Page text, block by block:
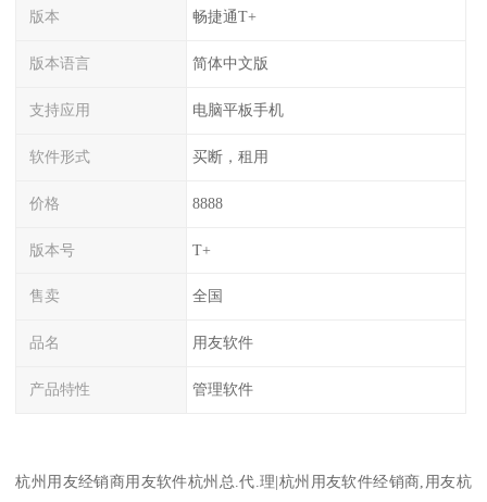
版本 畅捷通T+
版本语言 简体中文版
支持应用 电脑平板手机
软件形式 买断，租用
价格 8888
版本号 T+
售卖 全国
品名 用友软件
产品特性 管理软件
杭州用友经销商用友软件杭州总.代.理|杭州用友软件经销商,用友杭